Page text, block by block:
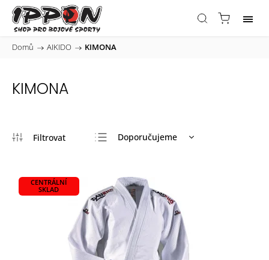
Domů / AIKIDO / KIMONA
KIMONA
Doporučujeme
Nejdražší
Nejprodávanější
Abecedně
CENTRÁLNÍ
SKLAD